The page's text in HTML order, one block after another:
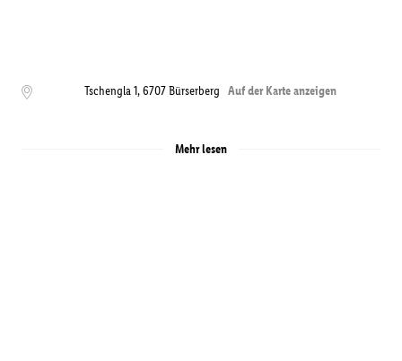
Tschengla 1,6707Bürserberg Auf der Karte anzeigen
Mehr lesen